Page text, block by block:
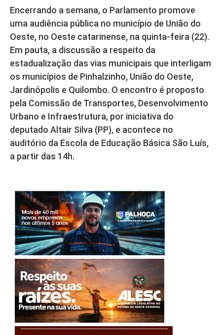
Encerrando a semana, o Parlamento promove
uma audiência pública no município de União do
Oeste, no Oeste catarinense, na quinta-feira (22).
Em pauta, a discussão a respeito da
estadualização das vias municipais que interligam
os municípios de Pinhalzinho, União do Oeste,
Jardinópolis e Quilombo. O encontro é proposto
pela Comissão de Transportes, Desenvolvimento
Urbano e Infraestrutura, por iniciativa do
deputado Altair Silva (PP), e acontece no
auditório da Escola de Educação Básica São Luís,
a partir das 14h.